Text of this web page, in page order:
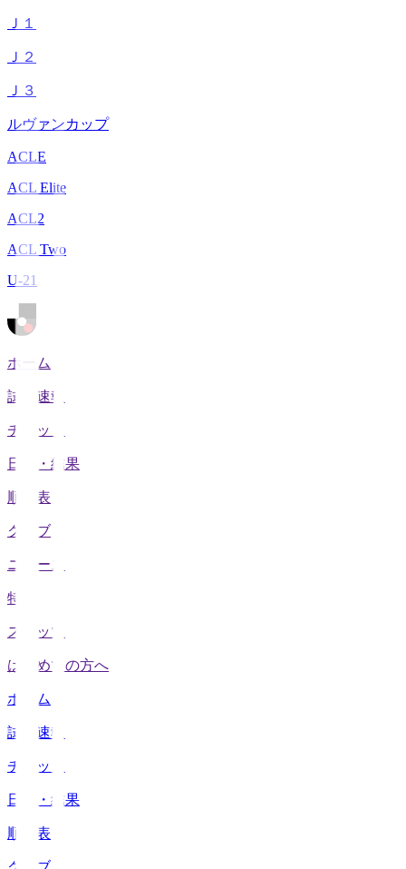
Ｊ１
Ｊ２
Ｊ３
ルヴァンカップ
ACLE
ACL Elite
ACL2
ACL Two
U-21
ホーム
試合速報
チケット
日程・結果
順位表
クラブ
ニュース
特集
スタッツ
はじめての方へ
ホーム
試合速報
チケット
日程・結果
順位表